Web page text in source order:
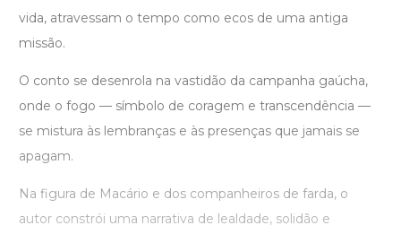
vida, atravessam o tempo como ecos de uma antiga
missão.
O conto se desenrola na vastidão da campanha gaúcha,
onde o fogo — símbolo de coragem e transcendência —
se mistura às lembranças e às presenças que jamais se
apagam.
Na figura de Macário e dos companheiros de farda, o
autor constrói uma narrativa de lealdade, solidão e